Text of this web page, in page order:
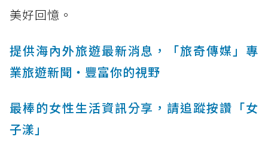
美好回憶。
提供海內外旅遊最新消息，「旅奇傳媒」專
業旅遊新聞‧豐富你的視野
最棒的女性生活資訊分享，請追蹤按讚「女
子漾」